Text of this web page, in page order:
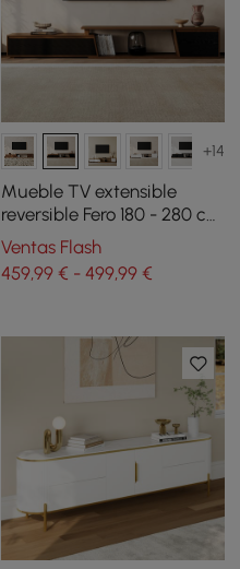
+14
Mueble TV extensible
reversible Fero 180 - 280 cm
con 3 cajones - negro y
nogal
Ventas Flash
459,99 € - 499,99 €